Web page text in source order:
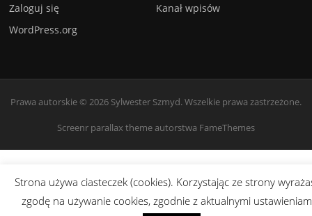
Zaloguj się
Kanał wpisów
WordPress.org
Prawa autorskie © 2026 Sylwester Szmyd. Wszelkie prawa zastrzeżone.
Screenr parallax themeautorstwa FameThemes
Strona używa ciasteczek (cookies). Korzystając ze strony
zgodę na używanie cookies, zgodnie z aktualnymi